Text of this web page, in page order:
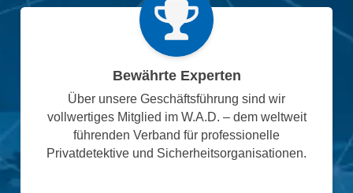
Bewährte Experten
Über unsere Geschäftsführung sind wir
vollwertiges Mitglied im W.A.D. – dem weltweit
führenden Verband für professionelle
Privatdetektive und Sicherheitsorganisationen.